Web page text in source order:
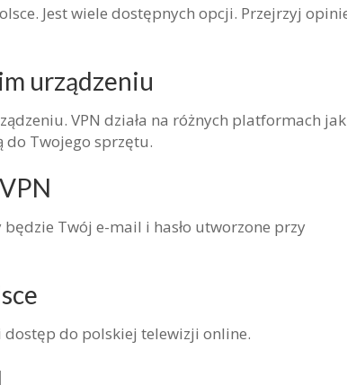
Jest wiele dostępnych opcji. Przejrzyj
urządzeniu
VPN działa na różnych platformach jak
do Twojego sprzętu.
Twój e-mail i hasło utworzone przy
dostęp do polskiej telewizji online.